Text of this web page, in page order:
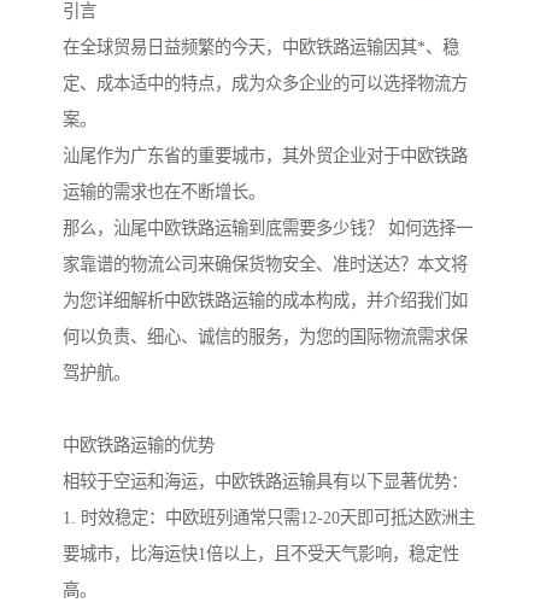
引言
在全球贸易日益频繁的今天，中欧铁路运输因其*、稳
定、成本适中的特点，成为众多企业的可以选择物流方
案。
汕尾作为广东省的重要城市，其外贸企业对于中欧铁路
运输的需求也在不断增长。
那么，汕尾中欧铁路运输到底需要多少钱？ 如何选择一
家靠谱的物流公司来确保货物安全、准时送达？本文将
为您详细解析中欧铁路运输的成本构成，并介绍我们如
何以负责、细心、诚信的服务，为您的国际物流需求保
驾护航。
中欧铁路运输的优势
相较于空运和海运，中欧铁路运输具有以下显著优势：
1. 时效稳定：中欧班列通常只需12-20天即可抵达欧洲主
要城市，比海运快1倍以上，且不受天气影响，稳定性
高。